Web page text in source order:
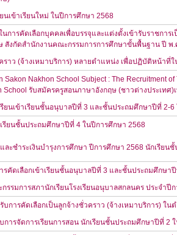
นเข้าเรียนใหม่ ในปีการศึกษา 2568
การคัดเลือกบุคคลเพื่อบรรจุและแต่งตั้งเข้ารับราชก
สังกัดสำนักงานคณะกรรมการการศึกษาขั้นพื้นฐาน ปี พ.
าว (จ้างเหมาบริการ) หลายตำแหน่ง เพื่อปฏิบัติหน้าที่ใ
Sakon Nakhon School Subject : The Recruitment
School รับสมัครครูสอนภาษาอังกฤษ (ชาวต่างประเท
ยนเข้าเรียนชั้นอนุบาลปีที่ 3 และชั้นประถมศึกษาปีที่ 2-
รียนชั้นประถมศึกษาปีที่ 4 ในปีการศึกษา 2568
ละชำระเงินบำรุงการศึกษา ปีการศึกษา 2568 นักเรีย
คัดเลือกเข้าเรียนชั้นอนุบาลปีที่ 3 และชั้นประถมศึกษา
รรมการสภานักเรียนโรงเรียนอนุบาลสกลนคร ประจำปี
บการคัดเลือกเป็นลูกจ้างชั่วคราว (จ้างเหมาบริการ) ใน
การจัดการเรียนการสอน นักเรียนชั้นประถมศึกษาปีที่ 2